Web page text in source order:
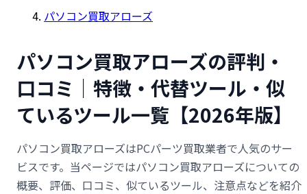
パソコン買取アローズ
パソコン買取アローズの評判・
口コミ｜特徴・代替ツール・似
ているツール一覧【2026年版】
パソコン買取アローズはPCパーツ買取業者で人気のサー
ビスです。当ページではパソコン買取アローズについての
概要、評価、口コミ、似ているツール、注意点などを紹介